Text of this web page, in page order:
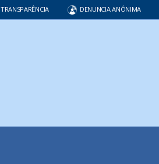
TRANSPARÊNCIA DENUNCIA ANÔNIMA